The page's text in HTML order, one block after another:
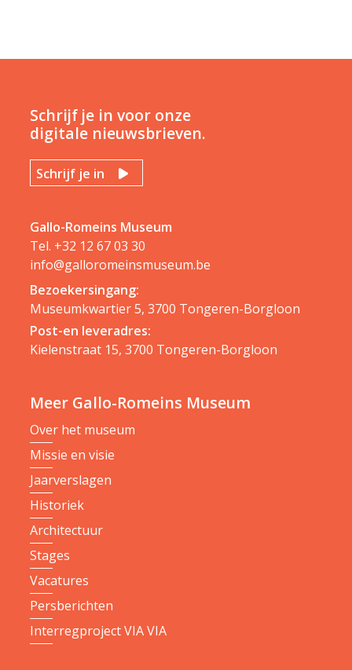
Schrijf je in voor onze
digitale nieuwsbrieven.
Schrijf je in
Gallo-Romeins Museum
Tel. +32 12 67 03 30
info@galloromeinsmuseum.be
Bezoekersingang:
Museumkwartier 5, 3700 Tongeren-Borgloon
Post-en leveradres:
Kielenstraat 15, 3700 Tongeren-Borgloon
Meer Gallo-Romeins Museum
Over het museum
Missie en visie
Jaarverslagen
Historiek
Architectuur
Stages
Vacatures
Persberichten
Interregproject VIA VIA